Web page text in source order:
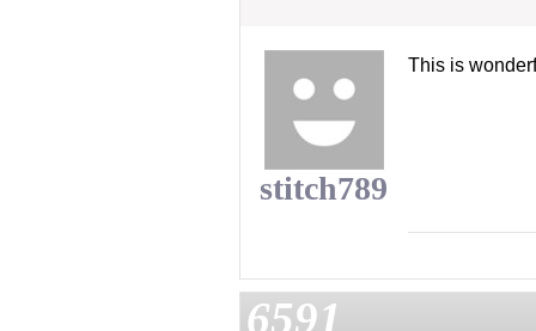
stitch789
This is
6591